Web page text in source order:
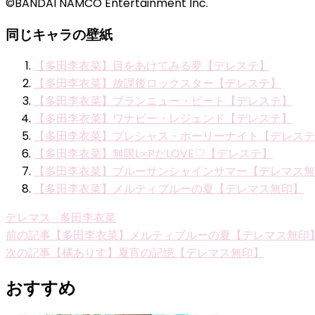
同じキャラの壁紙
【多田李衣菜】目をあけてみる夢【デレステ】
【多田李衣菜】放課後ロックスター【デレステ】
【多田李衣菜】ブランニュー・ビート【デレステ】
【多田李衣菜】ワナビー・レジェンド【デレステ】
【多田李衣菜】プレシャス・ホーリーナイト【デレステ
【多田李衣菜】無限L∞PだLOVE♡【デレステ】
【多田李衣菜】ブルーサンシャインサマー【デレマス無
【多田李衣菜】メルティブルーの夏【デレマス無印】
デレマス_多田李衣菜
投
稿
ナ
前の記事 【多田李衣菜】メルティブルーの夏【デレマス無印】
次の記事 【橘ありす】夏宵の記憶【デレマス無印】
おすすめ